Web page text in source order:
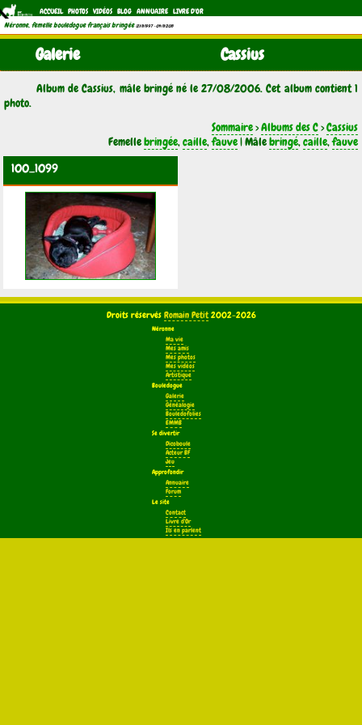
ACCUEIL PHOTOS VIDÉOS BLOG ANNUAIRE LIVRE D'OR
Néronne, femelle bouledogue français bringée (21/11/1997 - 04/11/2011)
Galerie Cassius
Album de Cassius, mâle bringé né le 27/08/2006. Cet album contient 1
photo.
Sommaire>Albums des C>Cassius
Femellebringée,caille,fauve| Mâlebringé,caille,fauve
100_1099
Droits réservés Romain Petit2002-2026
Néronne
Ma vie
Mes amis
Mes photos
Mes vidéos
Artistique
Bouledogue
Galerie
Généalogie
Bouledofolies
EMMB
Se divertir
Dicoboule
Acteur BF
Jeu
Approfondir
Annuaire
Forum
Le site
Contact
Livre d'Or
Ils en parlent